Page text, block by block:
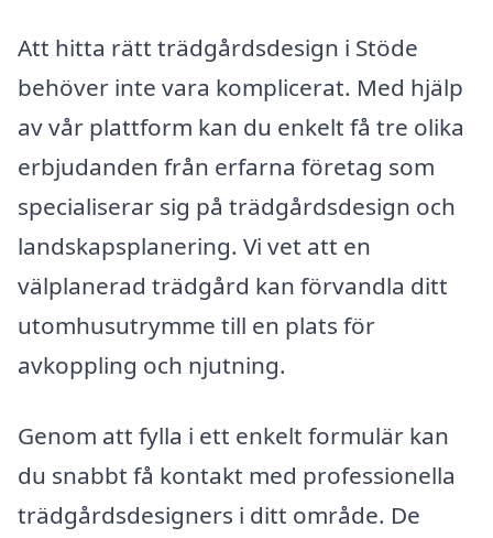
Att hitta rätt trädgårdsdesign i Stöde
behöver inte vara komplicerat. Med hjälp
av vår plattform kan du enkelt få tre olika
erbjudanden från erfarna företag som
specialiserar sig på trädgårdsdesign och
landskapsplanering. Vi vet att en
välplanerad trädgård kan förvandla ditt
utomhusutrymme till en plats för
avkoppling och njutning.
Genom att fylla i ett enkelt formulär kan
du snabbt få kontakt med professionella
trädgårdsdesigners i ditt område. De